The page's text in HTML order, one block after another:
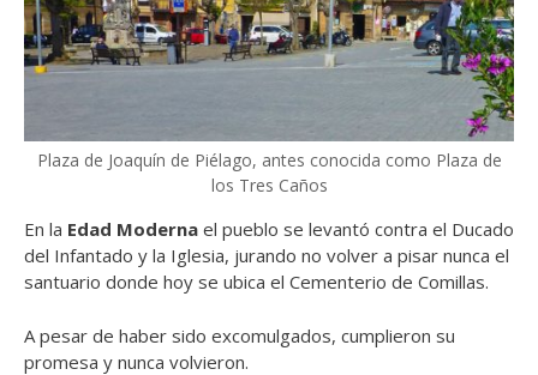
Plaza de Joaquín de Piélago, antes conocida como Plaza de
los Tres Caños
En la Edad Moderna el pueblo se levantó contra el Ducado
del Infantado y la Iglesia, jurando no volver a pisar nunca el
santuario donde hoy se ubica el Cementerio de Comillas.
A pesar de haber sido excomulgados, cumplieron su
promesa y nunca volvieron.